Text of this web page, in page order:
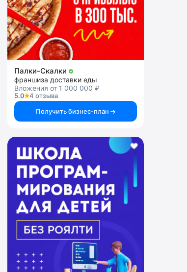
Палки-Скалки
франшиза доставки еды
Вложения от 1 000 000 ₽
5.0
4 отзыва
Получить бизнес-план